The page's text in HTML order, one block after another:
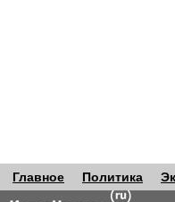
Главное Политика